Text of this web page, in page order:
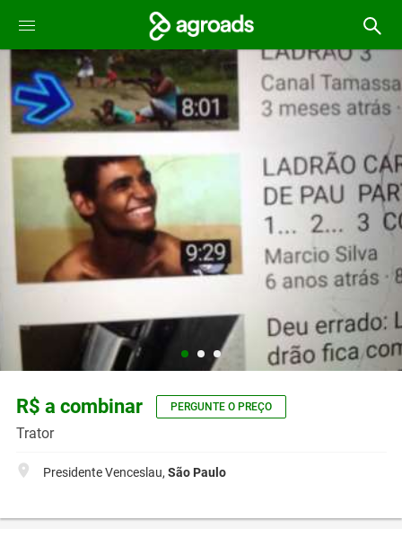
R$ a combinar PERGUNTE O PREÇO
Trator
Presidente Venceslau, São Paulo